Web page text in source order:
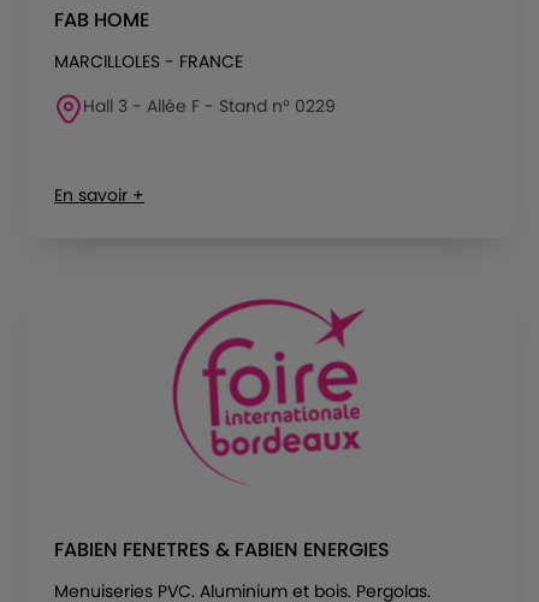
FAB HOME
MARCILLOLES - FRANCE
Hall 3 - Allée F - Stand n° 0229
En savoir +
FABIEN FENETRES & FABIEN ENERGIES
Menuiseries PVC. Aluminium et bois. Pergolas.